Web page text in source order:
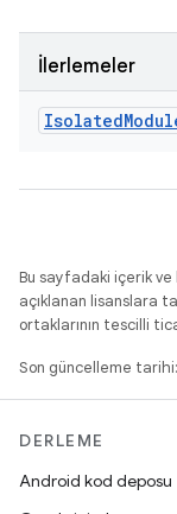
İlerlemeler
Isolated
Bu sayfadaki içerik ve
açıklanan lisanslara
ortaklarının tescilli
Son güncelleme
DERLEME
Android kod deposu